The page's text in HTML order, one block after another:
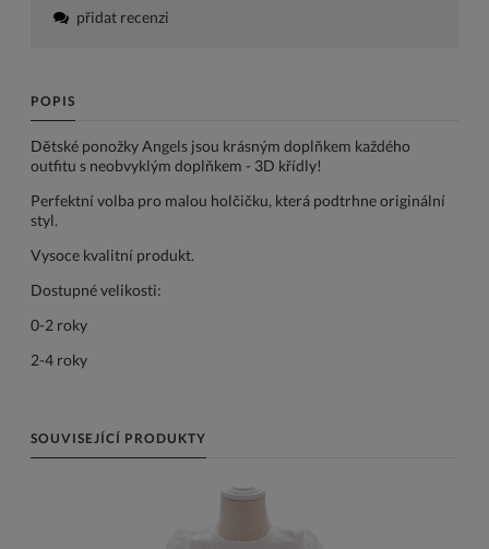
přidat recenzi
POPIS
Dětské ponožky Angels jsou krásným doplňkem každého
outfitu s neobvyklým doplňkem - 3D křídly!
Perfektní volba pro malou holčičku, která podtrhne originální
styl.
Vysoce kvalitní produkt.
Dostupné velikosti:
0-2 roky
2-4 roky
SOUVISEJÍCÍ PRODUKTY